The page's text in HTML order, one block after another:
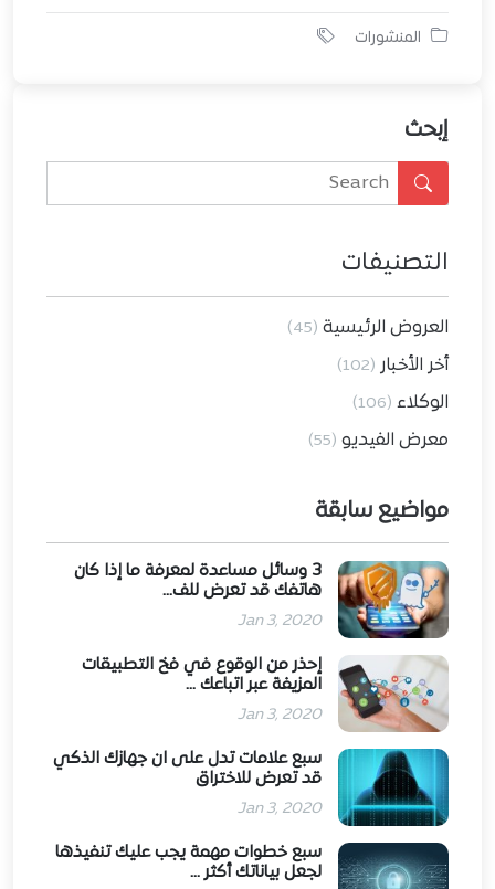
المنشورات
إبحث
التصنيفات
العروض الرئيسية (45)
أخر الأخبار (102)
الوكلاء (106)
معرض الفيديو (55)
مواضيع سابقة
3 وسائل مساعدة لمعرفة ما إذا كان
هاتفك قد تعرض للف...
Jan 3, 2020
إحذر من الوقوع في فخ التطبيقات
المزيفة عبر اتباعك ...
Jan 3, 2020
سبع علامات تدل على ان جهازك الذكي
قد تعرض للاختراق
Jan 3, 2020
سبع خطوات مهمة يجب عليك تنفيذها
لجعل بياناتك أكثر ...